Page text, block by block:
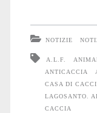
di
NOTIZIE
A.L.F.
ANTICACCIA
CASA DI
LAGOSANTO.
CACCIA